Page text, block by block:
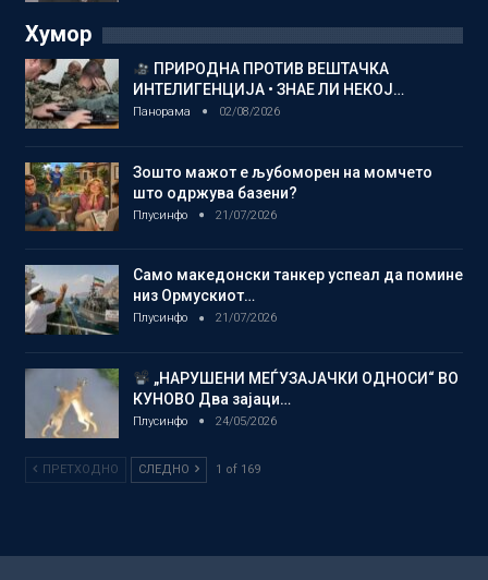
Хумор
ПРИРОДНА ПРОТИВ ВЕШТАЧКА
ИНТЕЛИГЕНЦИЈА • ЗНАЕ ЛИ НЕКОЈ…
Панорама 02/08/2026
Зошто мажот е љубоморен на момчето
што одржува базени?
Плусинфо 21/07/2026
Само македонски танкер успеал да помине
низ Ормускиот…
Плусинфо 21/07/2026
„НАРУШЕНИ МЕЃУЗАЈАЧКИ ОДНОСИ“ ВО
КУНОВО Два зајаци…
Плусинфо 24/05/2026
ПРЕТХОДНО СЛЕДНО 1 of 169